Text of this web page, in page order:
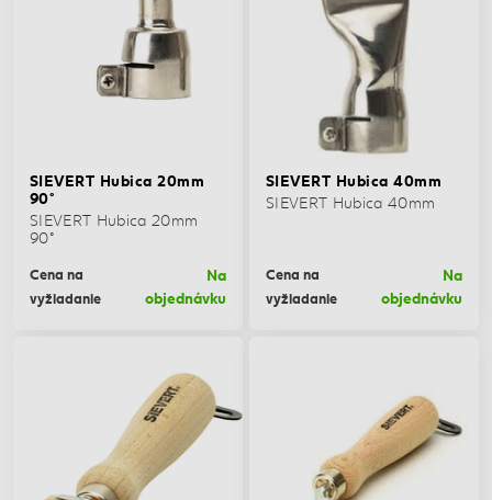
SIEVERT Hubica 20mm
90°
SIEVERT Hubica 20mm
90°
Cena na
vyžiadanie
Na
objednávku
SIEVERT Hubica 40mm
SIEVERT Hubica 40mm
Cena na
vyžiadanie
Na
objednávku